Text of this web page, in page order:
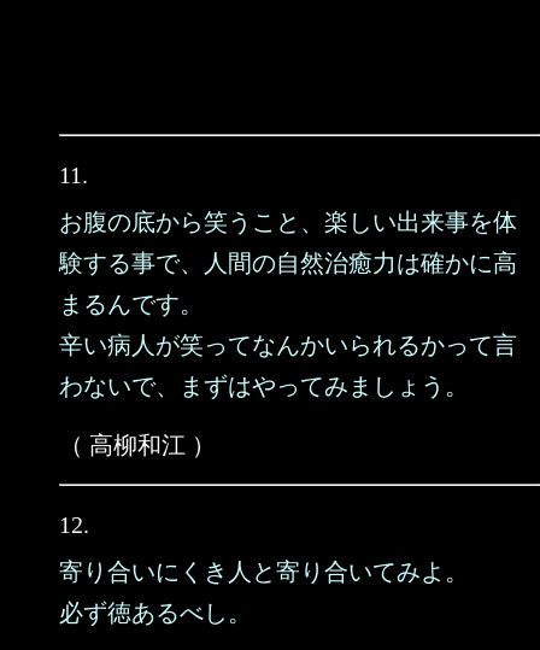
11.
お腹の底から笑うこと、楽しい出来事を体
験する事で、人間の自然治癒力は確かに高
まるんです。
辛い病人が笑ってなんかいられるかって言
わないで、まずはやってみましょう。
（ 高柳和江 ）
12.
寄り合いにくき人と寄り合いてみよ。
必ず徳あるべし。